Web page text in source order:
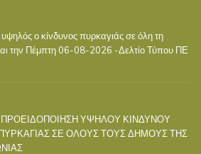
ο κίνδυνος πυρκαγιάς σε όλη τη
την Πέμπτη 06-08-2026 -Δελτίο Τύπου ΠΕ
ΥΨΗΛΟΥ ΚΙΝΔΥΝΟΥ
ΣΕ ΟΛΟΥΣ ΤΟΥΣ ΔΗΜΟΥΣ ΤΗΣ